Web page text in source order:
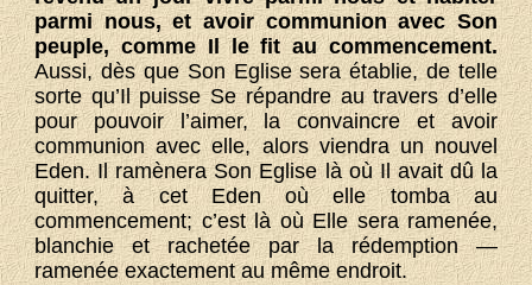
parmi nous, et avoir communion avec Son
peuple, comme Il le fit au commencement.
Aussi, dès que Son Eglise sera établie, de telle
sorte qu’Il puisse Se répandre au travers d’elle
pour pouvoir l’aimer, la convaincre et avoir
communion avec elle, alors viendra un nouvel
Eden. Il ramènera Son Eglise là où Il avait dû la
quitter, à cet Eden où
elle tomba au
commencement; c’est là où Elle sera ramenée,
blanchie et rachetée par la rédemption —
ramenée exactement au même endroit.